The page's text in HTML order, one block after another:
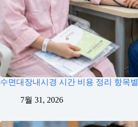
수면대장내시경 시간 비용 정리 항목별
7월 31, 2026